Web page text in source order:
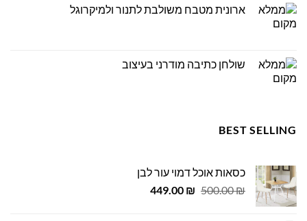
ארונית מטבח משולבת לתנור ולמיקרוגל
שולחן כתיבה מודרני בעיצוב
BEST SELLING
כסאות אוכל דמוי עור לבן
500.00₪
המחיר
449.00 ₪
המחיר